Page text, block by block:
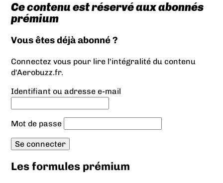
Ce contenu est réservé aux abonnés
prémium
Vous êtes déjà abonné ?
Connectez vous pour lire l'intégralité du contenu
d'Aerobuzz.fr.
Identifiant ou adresse e-mail
Mot de passe
Les formules prémium